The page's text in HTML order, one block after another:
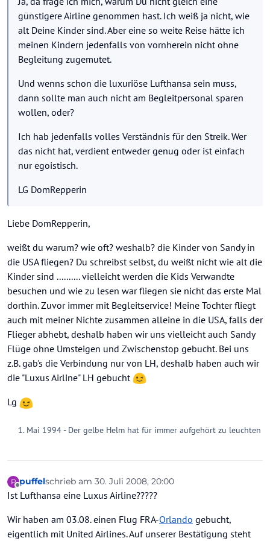
günstigere Airline genommen hast. Ich weiß ja nicht, wie
alt Deine Kinder sind. Aber eine so weite Reise hätte ich
meinen Kindern jedenfalls von vornherein nicht ohne
Begleitung zugemutet.
Und wenns schon die luxuriöse Lufthansa sein muss,
dann sollte man auch nicht am Begleitpersonal sparen
wollen, oder?
Ich hab jedenfalls volles Verständnis für den Streik. Wer
das nicht hat, verdient entweder genug oder ist einfach
nur egoistisch.
LG DomRepperin
Liebe DomRepperin,
weißt du warum? wie oft? weshalb? die Kinder von Sandy in
die USA fliegen? Du schreibst selbst, du weißt nicht wie alt die
Kinder sind .......... vielleicht werden die Kids Verwandte
besuchen und wie zu lesen war fliegen sie nicht das erste Mal
dorthin. Zuvor immer mit Begleitservice! Meine Tochter fliegt
auch mit meiner Nichte zusammen alleine in die USA, falls der
Flieger abhebt, deshalb haben wir uns vielleicht auch Sandy
Flüge ohne Umsteigen und Zwischenstop gebucht. Bei uns
z.B. gab's die Verbindung nur von LH, deshalb haben auch wir
die "Luxus Airline" LH gebucht
Lg
Mai 1994 - Der gelbe Helm hat für immer aufgehört zu leuchten
P
Offline
puffelschrieb am 30. Juli 2008, 20:00
zuletzt editiert von
Ist Lufthansa eine Luxus Airline?????
Wir haben am 03.08. einen Flug FRA-Orlando gebucht,
eigentlich mit United Airlines. Auf unserer Bestätigung steht